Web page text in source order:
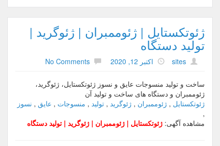
ژئوتکستایل | ژئوممبران | ژئوگرید |
تولید دستگاه
اکتبر 12, 2020 No Comments sites
ساخت و تولید منسوجات عایق و نسوز ژئوتکستایل، ژئوگرید،
ژئوممبران و دستگاه های ساخت و تولید آن
ژئوتکستایل , ژئوممبران , ژئوگرید , تولید , منسوجات , عایق , نسوز
,
مشاهده آگهی: ژئوتکستایل | ژئوممبران | ژئوگرید | تولید دستگاه